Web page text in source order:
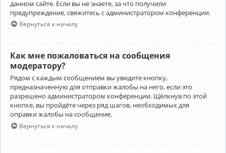
данном сайте. Если вы не знаете, за что получили
предупреждение, свяжитесь с администратором конференции.
Вернуться к началу
Как мне пожаловаться на сообщения
модератору?
Рядом с каждым сообщением вы увидите кнопку,
предназначенную для отправки жалобы на него, если это
разрешено администратором конференции. Щёлкнув по этой
кнопке, вы пройдёте через ряд шагов, необходимых для
оправки жалобы на сообщение.
Вернуться к началу